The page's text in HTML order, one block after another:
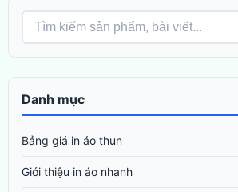
Danh mục
Bảng giá in áo thun
Giới thiệu in áo nhanh